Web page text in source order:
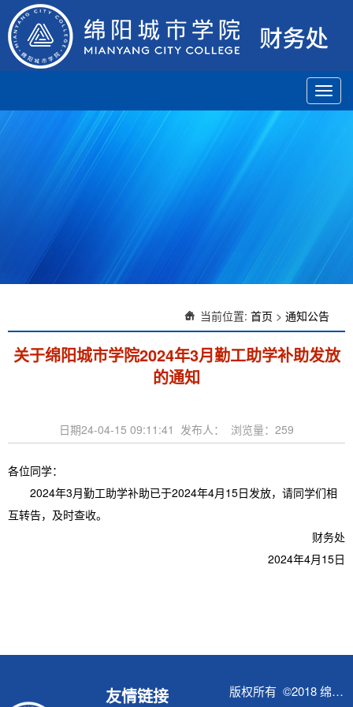
当前位置: 首页 > 通知公告
关于绵阳城市学院2024年3月勤工助学补助发放
的通知
日期24-04-15 09:11:41 发布人： 浏览量： 259
各位同学：
2024年3月勤工助学补助已于2024年4月15日发放，请同学们相
互转告，及时查收。
财务处
2024年4月15日
友情链接 版权所有 ©2018 绵阳城市学院财务处